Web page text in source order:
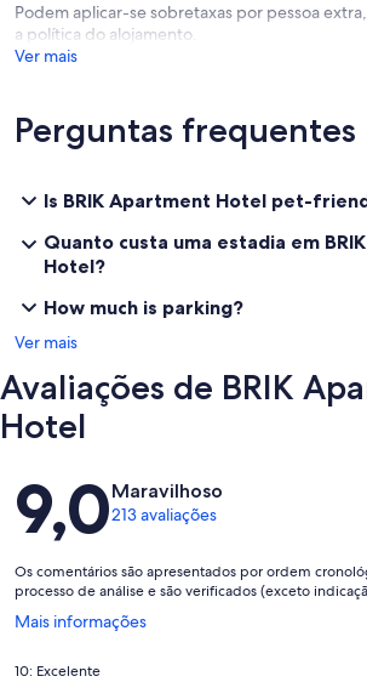
Podem aplicar-se sobretaxas por pessoa
a política do alojamento.
Ver mais
Perguntas frequentes
Is BRIK Apartment Hotel pet-
Quanto custa uma estadia em
Hotel?
How much is parking?
Ver mais
Avaliações de BRIK
Hotel
Avaliações
9,0Maravilhoso
213 avaliações
Os comentários são apresentados por ordem
processo de análise e são verificados (exceto
Mais informações
Abre
nova
Pontuação
10: Excelente